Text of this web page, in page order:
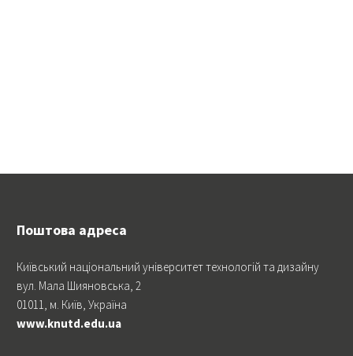
Поштова адреса
Київський національний університет технологій та дизайну
вул. Мала Шияновська, 2
01011, м. Київ, Україна
www.knutd.edu.ua